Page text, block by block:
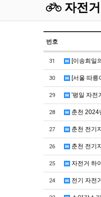
자전
번호
31 [이송희일
30 [서울 따릉
29 '평일 자전
28 춘천 2024
27 춘천 전기
26 춘천 전기
25 자전거 하
24 전기 자전